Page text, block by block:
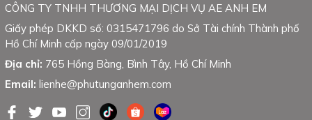
CÔNG TY TNHH THƯƠNG MẠI DỊCH VỤ AE ANH EM
Giấy phép DKKD số: 0315471796 do Sở Tài chính Thành phố
Hồ Chí Minh cấp ngày 09/01/2019
Địa chỉ: 765 Hồng Bàng, Bình Tây, Hồ Chí Minh
Email: lienhe@phutunganhem.com